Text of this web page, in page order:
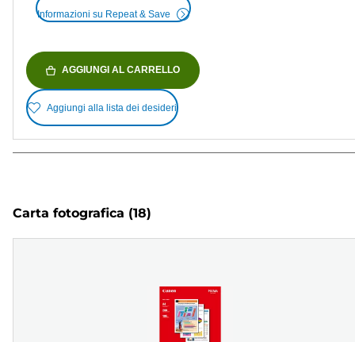
Informazioni su Repeat & Save
AGGIUNGI AL CARRELLO
Aggiungi alla lista dei desideri
Carta fotografica (18)